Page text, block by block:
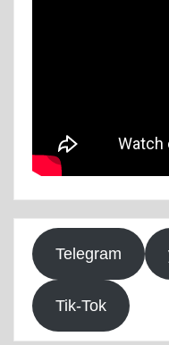
Telegram
Tik-Tok